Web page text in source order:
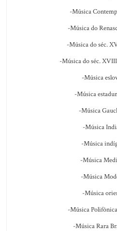
-Música
-Música do
-Música do séc.
-Música do séc.
-Música
-Música
-Música
-Música
-Música
-Música
-Música
-Música
-Música
-Música Rara